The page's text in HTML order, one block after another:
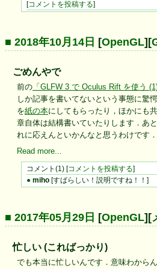
[コメントを投稿する]
■ 2018年10月14日 [OpenGL][
ごめんやで
前の「GLFW 3 で Oculus Rift を使う
しか記事を書いてないという事態に驚
を紙の本にしてもらったり，ほかにも
章自体は結構書いていたりします．あ
れに応えんといかんなと思うわけです．
Read more...
コメント(1) [コメントを投稿する]
● miho[すばらしい！説明ですね！！]
■ 2017年05月29日 [OpenGL][
忙しい (こればっかり)
でも本当に忙しいんです．意味わから